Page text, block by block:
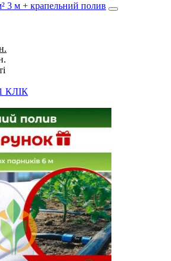
3 м + крапельний полив
КЛІК